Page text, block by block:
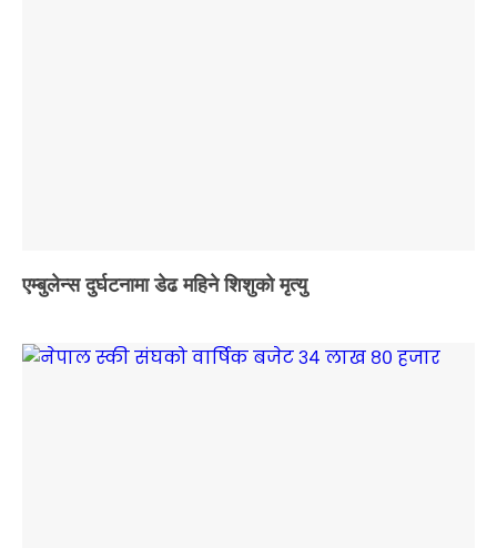
एम्बुलेन्स दुर्घटनामा डेढ महिने शिशुको मृत्यु